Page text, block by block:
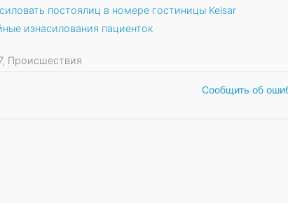
постоялиц в номере гостиницы Keisar
изнасилования пациенток
Происшествия
Сообщить об